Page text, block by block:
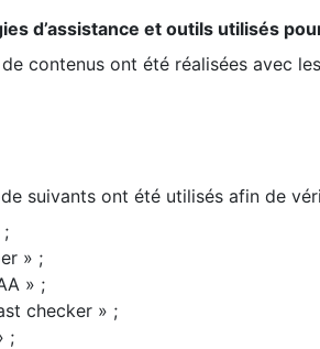
d’assistance et outils utilisés
contenus ont été réalisées avec
suivants ont été utilisés afin de
;
» ;
» ;
checker » ;
;